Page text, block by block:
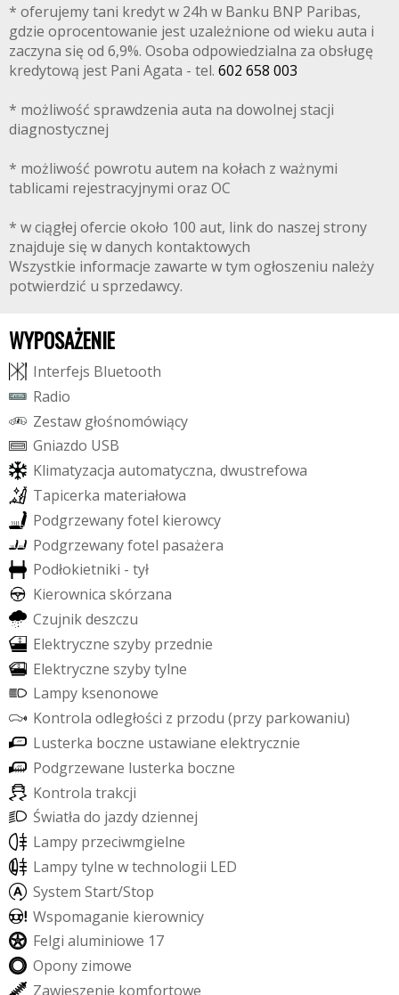
* oferujemy tani kredyt w 24h w Banku BNP Paribas,
gdzie oprocentowanie jest uzależnione od wieku auta i
zaczyna się od 6,9%. Osoba odpowiedzialna za obsługę
kredytową jest Pani Agata - tel. 602 658 003
* możliwość sprawdzenia auta na dowolnej stacji
diagnostycznej
* możliwość powrotu autem na kołach z ważnymi
tablicami rejestracyjnymi oraz OC
* w ciągłej ofercie około 100 aut, link do naszej strony
znajduje się w danych kontaktowych
Wszystkie informacje zawarte w tym ogłoszeniu należy
potwierdzić u sprzedawcy.
WYPOSAŻENIE
Interfejs Bluetooth
Radio
Zestaw głośnomówiący
Gniazdo USB
Klimatyzacja automatyczna, dwustrefowa
Tapicerka materiałowa
Podgrzewanyfotel kierowcy
Podgrzewanyfotel pasażera
Podłokietniki - tył
Kierownica skórzana
Czujnikdeszczu
Elektryczne szyby przednie
Elektryczne szybytylne
Lampy ksenonowe
Kontrola odległości z przodu (przy parkowaniu)
Lusterka boczne ustawiane elektrycznie
Podgrzewane lusterka boczne
Kontrola trakcji
Światła do jazdydziennej
Lampy przeciwmgielne
Lampytylne wtechnologii LED
System Start/Stop
Wspomaganie kierownicy
Felgi aluminiowe 17
Opony zimowe
Zawieszenie komfortowe